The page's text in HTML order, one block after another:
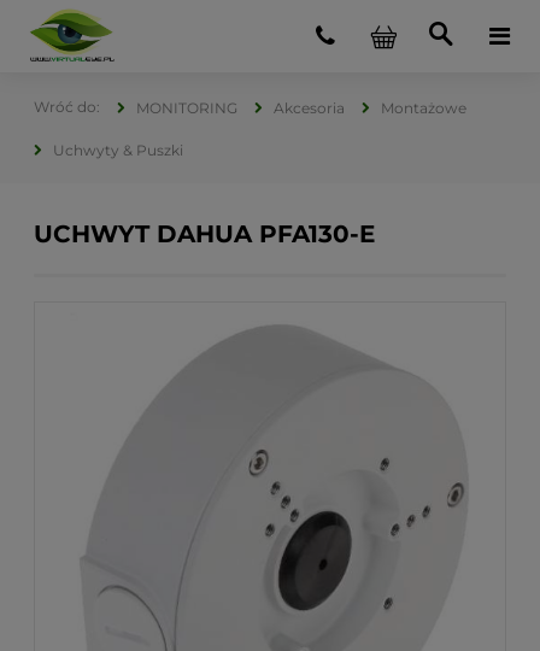
MONITORING Akcesoria Montażowe
Uchwyty & Puszki
UCHWYT DAHUA PFA130-E